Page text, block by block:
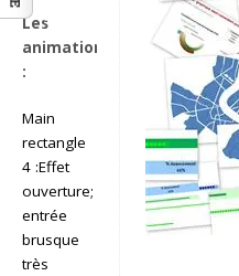
content/uploads/2016/05/
_=2
Les
animations
:
Main
rectangle
4 :Effet
ouverture;
entrée
brusque
très